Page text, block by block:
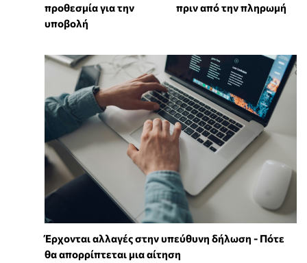
προθεσμία για την
υποβολή
πριν από την πληρωμή
Έρχονται αλλαγές στην υπεύθυνη δήλωση - Πότε
θα απορρίπτεται μια αίτηση